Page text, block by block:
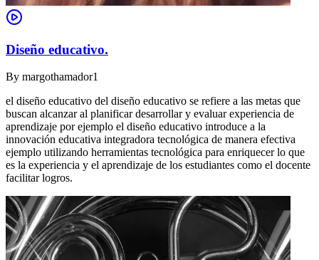
Diseño educativo.
By margothamador1
el diseño educativo del diseño educativo se refiere a las metas que
buscan alcanzar al planificar desarrollar y evaluar experiencia de
aprendizaje por ejemplo el diseño educativo introduce a la
innovación educativa integradora tecnológica de manera efectiva
ejemplo utilizando herramientas tecnológica para enriquecer lo que
es la experiencia y el aprendizaje de los estudiantes como el docente
facilitar logros.